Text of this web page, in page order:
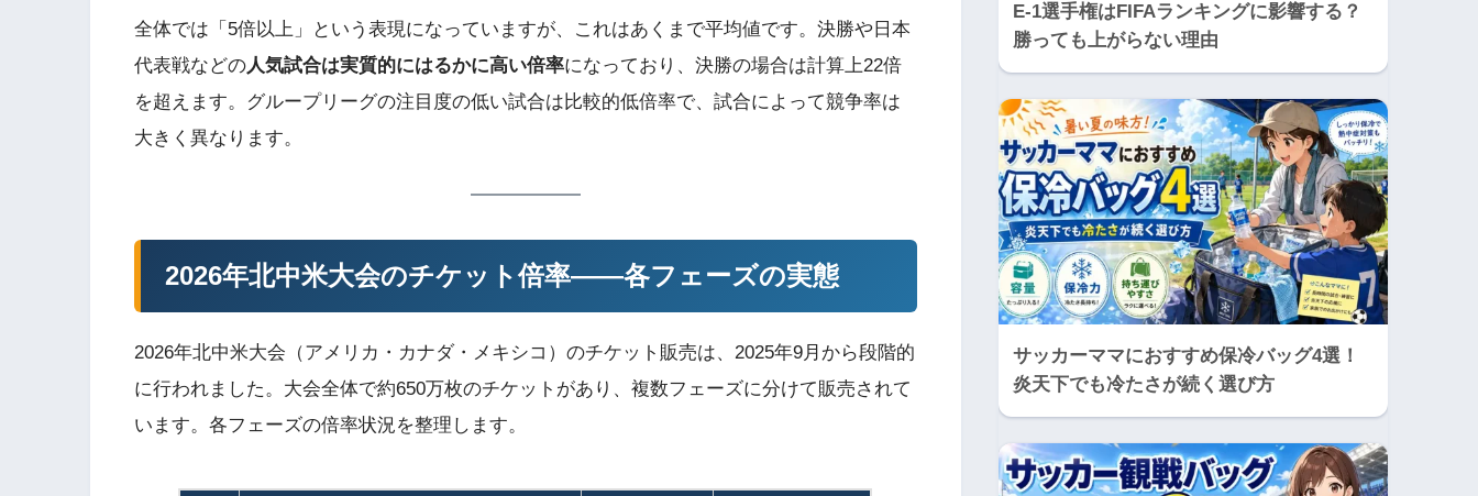
全体では「5倍以上」という表現になっていますが、これはあくまで平均値です。決勝や日本
代表戦などの人気試合は実質的にはるかに高い倍率になっており、決勝の場合は計算上22倍
を超えます。グループリーグの注目度の低い試合は比較的低倍率で、試合によって競争率は
大きく異なります。
2026年北中米大会のチケット倍率——各フェーズの実態
2026年北中米大会（アメリカ・カナダ・メキシコ）のチケット販売は、2025年9月から段階的
に行われました。大会全体で約650万枚のチケットがあり、複数フェーズに分けて販売されて
います。各フェーズの倍率状況を整理します。
E-1選手権はFIFAランキングに影響する？
勝っても上がらない理由
サッカーママにおすすめ保冷バッグ4選！
炎天下でも冷たさが続く選び方